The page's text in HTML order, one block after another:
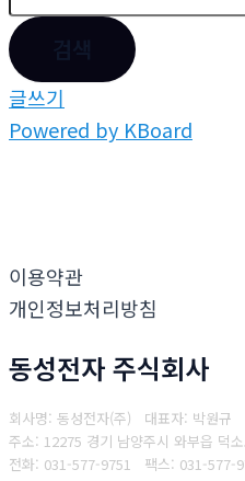
글쓰기
Powered by KBoard
이용약관
개인정보처리방침
동성전자 주식회사
회사명: 동성전자(주) 대표자: 박원규
주소: 12275 경기 남양주시 와부읍 덕
전화: 031-577-9751
팩스: 031-577-